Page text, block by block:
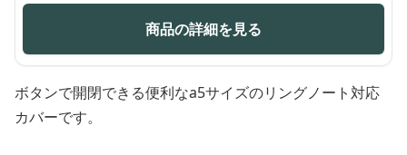
商品の詳細を見る
ボタンで開閉できる便利なa5サイズのリングノート対応
カバーです。